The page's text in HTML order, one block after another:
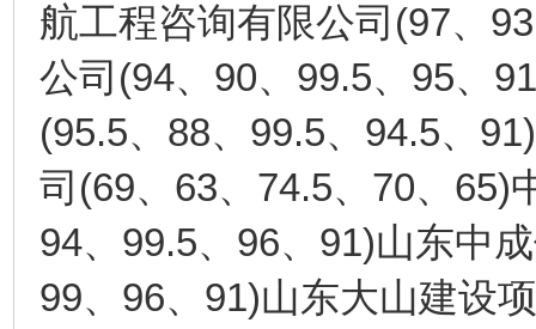
航工程咨询有限公司 (97、 93
公司 (94、 90、 99.5、 95、
(95.5、 88、 99.5、 94.5、 91)
司 (69、 63、 74.5、 70、 65)
94、 99.5、 96、 91)山东中
99、 96、 91)山东大山建设